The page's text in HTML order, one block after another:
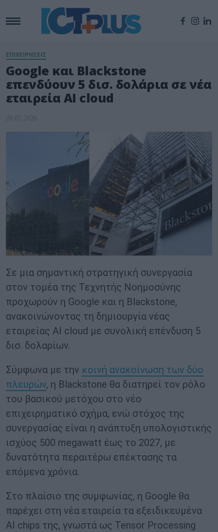
ΕΠΙΧΕΙΡΗΣΕΙΣ
Google και Blackstone
επενδύουν 5 δισ. δολάρια σε νέα
εταιρεία AI cloud
20.05.2026
Σε μια σημαντική στρατηγική συνεργασία
στον τομέα της Τεχνητής Νοημοσύνης
προχωρούν η Google και η Blackstone,
ανακοινώνοντας τη δημιουργία νέας
εταιρείας AI cloud με συνολική επένδυση 5
δισ. δολαρίων.
Σύμφωνα με την κοινή ανακοίνωση των δύο
πλευρών, η Blackstone θα διατηρεί τον ρόλο
του βασικού μετόχου στο νέο
επιχειρηματικό σχήμα, ενώ στόχος της
συνεργασίας είναι η ανάπτυξη υπολογιστικής
ισχύος 500 megawatt έως το 2027, με
δυνατότητα περαιτέρω επέκτασης τα
επόμενα χρόνια.
Στο πλαίσιο της συμφωνίας, η Google θα
παρέχει στη νέα εταιρεία τα εξειδικευμένα
AI chips της, γνωστά ως Tensor Processing